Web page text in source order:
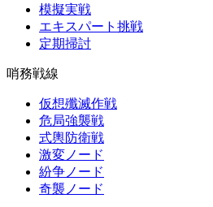
模擬実戦
エキスパート挑戦
定期掃討
哨務戦線
仮想殲滅作戦
危局強襲戦
式輿防衛戦
激変ノード
紛争ノード
奇襲ノード